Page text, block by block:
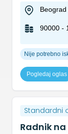
personalnog
Beograd
90000 -
Nije potrebno
Pogledaj oglas
Standardni
Radnik